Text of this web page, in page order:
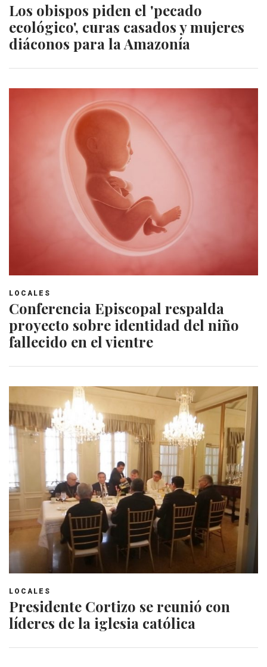
Los obispos piden el 'pecado
ecológico', curas casados y mujeres
diáconos para la Amazonía
LOCALES
Conferencia Episcopal respalda
proyecto sobre identidad del niño
fallecido en el vientre
LOCALES
Presidente Cortizo se reunió con
líderes de la iglesia católica